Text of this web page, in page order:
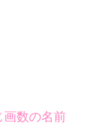
画数の名前